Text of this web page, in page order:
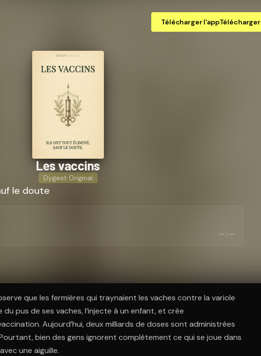
Télécharger l'appTélécharger
Les vaccins
Dygest Original
le doute
--:--
que les fermières qui traynaient les vaches contre la variole
du pus de ses vaches, l’injecte à un enfant, et crée
Aujourd’hui, deux milliards de doses sont administrées
bien des gens ignorent complètement ce qui se joue dans
une aiguille.